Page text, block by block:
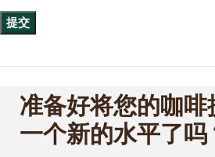
准备好将您的咖啡
一个新的水平了吗